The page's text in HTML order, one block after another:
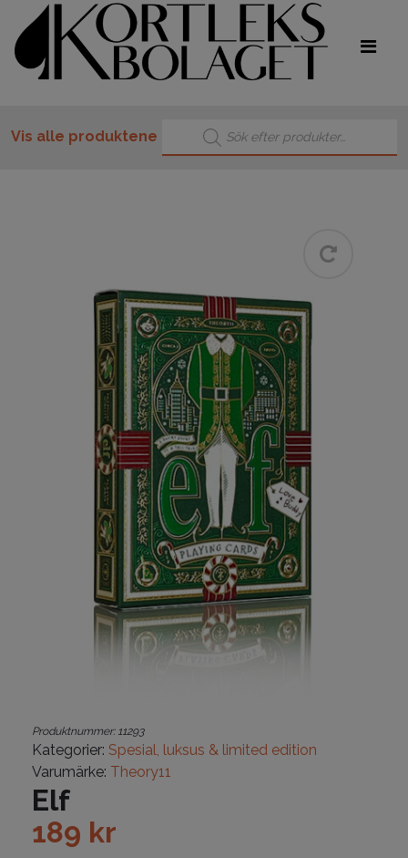
Vis alle produktene
Products search
Produktnummer: 11293
Kategorier: Spesial, luksus & limited edition
Varumärke: Theory11
Elf
189 kr